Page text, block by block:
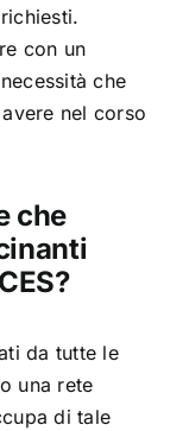
con un
che
nel corso
che
da tutte le
una rete
di tale